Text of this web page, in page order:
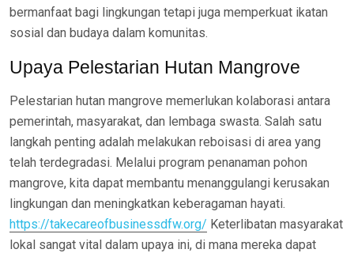
bermanfaat bagi lingkungan tetapi juga memperkuat ikatan
sosial dan budaya dalam komunitas.
Upaya Pelestarian Hutan Mangrove
Pelestarian hutan mangrove memerlukan kolaborasi antara
pemerintah, masyarakat, dan lembaga swasta. Salah satu
langkah penting adalah melakukan reboisasi di area yang
telah terdegradasi. Melalui program penanaman pohon
mangrove, kita dapat membantu menanggulangi kerusakan
lingkungan dan meningkatkan keberagaman hayati.
https://takecareofbusinessdfw.org/ Keterlibatan masyarakat
lokal sangat vital dalam upaya ini, di mana mereka dapat